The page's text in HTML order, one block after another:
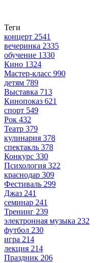
Теги
концерт 2541
вечеринка 2335
обучение 1330
Кино 1324
Мастер-класс 990
детям 789
Выставка 713
Кинопоказ 621
спорт 549
Рок 432
Театр 379
кулинария 378
спектакль 378
Конкурс 330
Психология 322
краснодар 309
Фестиваль 299
Джаз 241
семинар 241
Тренинг 239
электронная музыка 232
футбол 230
игра 214
лекция 214
Праздник 206